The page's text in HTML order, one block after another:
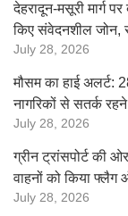
देहरादून-मसूरी मार्ग
किए संवेदनशील जोन,
July 28, 2026
मौसम का हाई अलर्ट:
नागरिकों से सतर्क
July 28, 2026
ग्रीन ट्रांसपोर्ट की
वाहनों को किया
July 28, 2026